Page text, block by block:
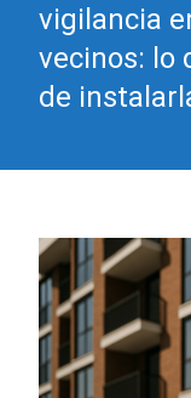
vigilancia
vecinos: lo
de